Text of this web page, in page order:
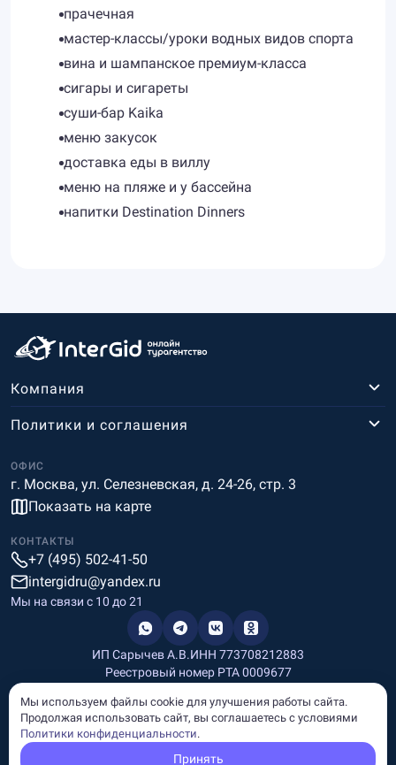
прачечная
мастер-классы/уроки водных видов спорта
вина и шампанское премиум-класса
сигары и сигареты
суши-бар Kaika
меню закусок
доставка еды в виллу
меню на пляже и у бассейна
напитки Destination Dinners
Компания
ОФИС
г. Москва, ул. Селезневская, д. 24-26, стр. 3
Показать на карте
Политики и соглашения
КОНТАКТЫ
+7 (495) 502-41-50
intergidru@yandex.ru
Мы на связи c 10 до 21
ИП Сарычев А.В.ИНН 773708212883
Реестровый номер РТА 0009677
Информация, размещённая на сайте, носит информационный
характер и не является рекламой и публичной офертой.
Мы используем файлы cookie для улучшения работы сайта.
Продолжая использовать сайт, вы соглашаетесь с условиями
Политики конфиденциальности.
Принять